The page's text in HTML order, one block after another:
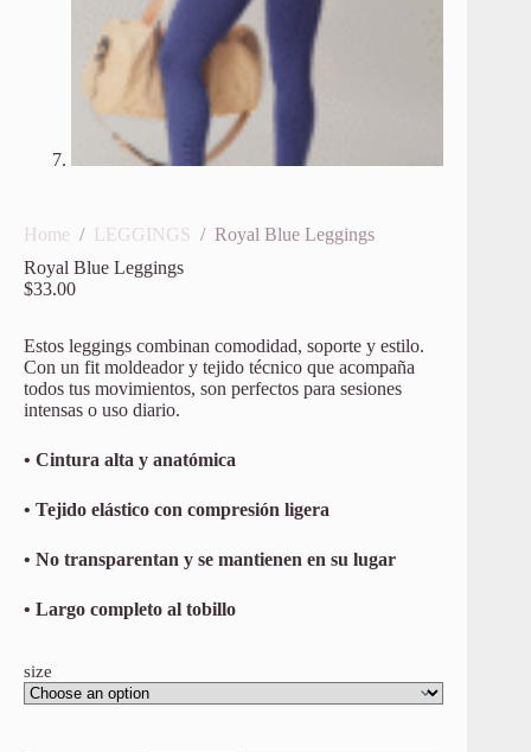
Home / LEGGINGS / Royal Blue Leggings
Royal Blue Leggings
$33.00
Estos leggings combinan comodidad, soporte y estilo.
Con un fit moldeador y tejido técnico que acompaña
todos tus movimientos, son perfectos para sesiones
intensas o uso diario.
• Cintura alta y anatómica
• Tejido elástico con compresión ligera
• No transparentan y se mantienen en su lugar
• Largo completo al tobillo
size